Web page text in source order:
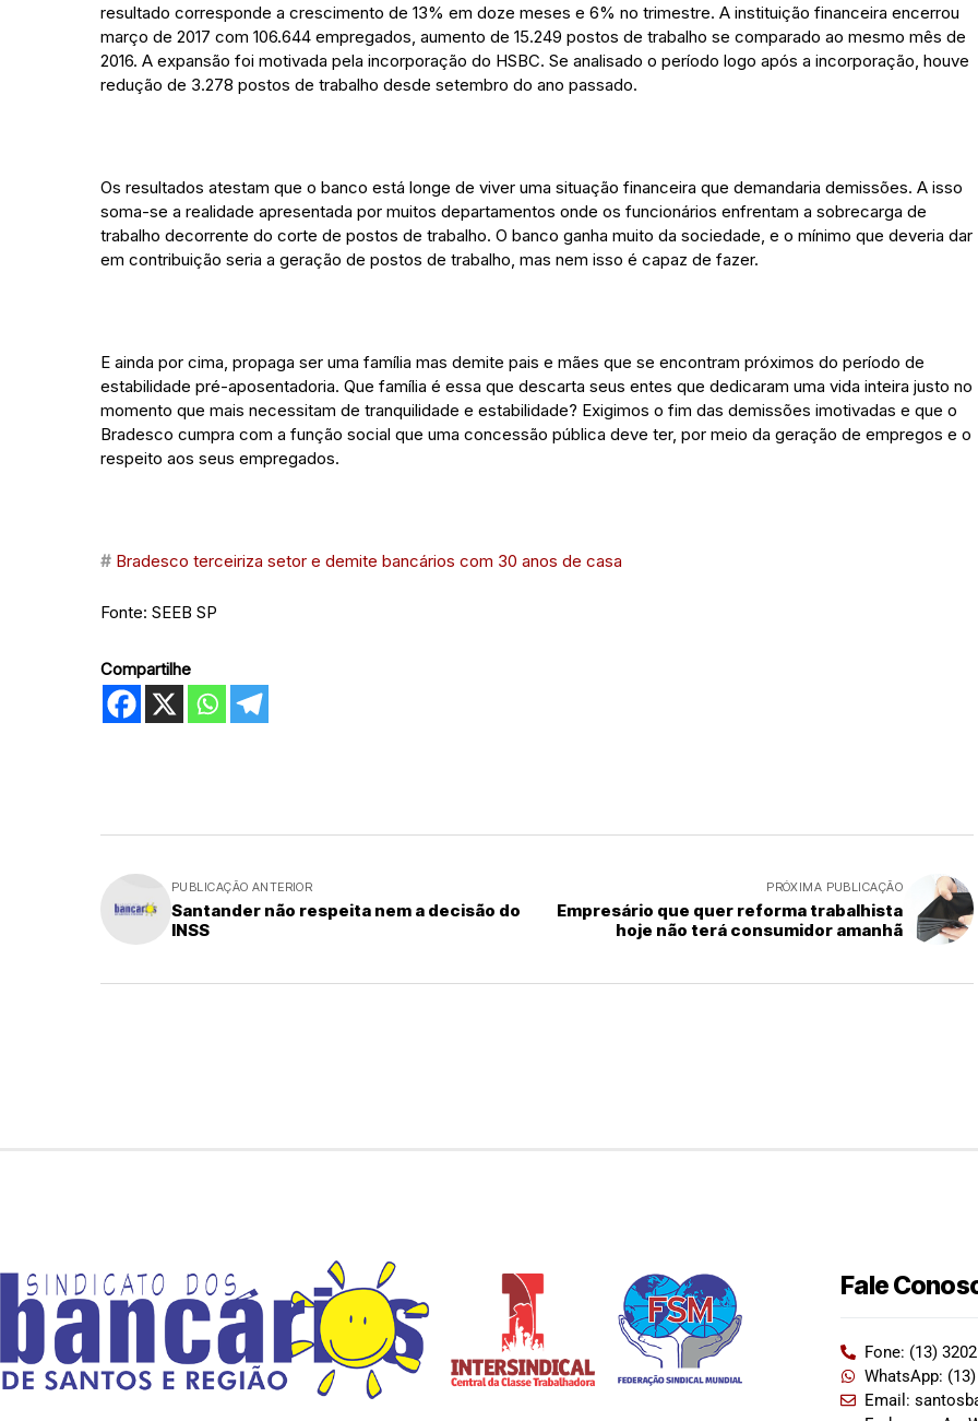
resultado corresponde a crescimento de 13% em doze meses e 6% no trimestre. A instituição financeira encerrou
março de 2017 com 106.644 empregados, aumento de 15.249 postos de trabalho se comparado ao mesmo mês de
2016. A expansão foi motivada pela incorporação do HSBC. Se analisado o período logo após a incorporação, houve
redução de 3.278 postos de trabalho desde setembro do ano passado.
Os resultados atestam que o banco está longe de viver uma situação financeira que demandaria demissões. A isso
soma-se a realidade apresentada por muitos departamentos onde os funcionários enfrentam a sobrecarga de
trabalho decorrente do corte de postos de trabalho. O banco ganha muito da sociedade, e o mínimo que deveria dar
em contribuição seria a geração de postos de trabalho, mas nem isso é capaz de fazer.
E ainda por cima, propaga ser uma família mas demite pais e mães que se encontram próximos do período de
estabilidade pré-aposentadoria. Que família é essa que descarta seus entes que dedicaram uma vida inteira justo no
momento que mais necessitam de tranquilidade e estabilidade? Exigimos o fim das demissões imotivadas e que o
Bradesco cumpra com a função social que uma concessão pública deve ter, por meio da geração de empregos e o
respeito aos seus empregados.
# Bradesco terceiriza setor e demite bancários com 30 anos de casa
Fonte: SEEB SP
Compartilhe
PUBLICAÇÃO ANTERIOR
Santander não respeita nem a decisão do
INSS
PRÓXIMA PUBLICAÇÃO
Empresário que quer reforma trabalhista
hoje não terá consumidor amanhã
Fale
Fone: (13)
WhatsApp:
Email: